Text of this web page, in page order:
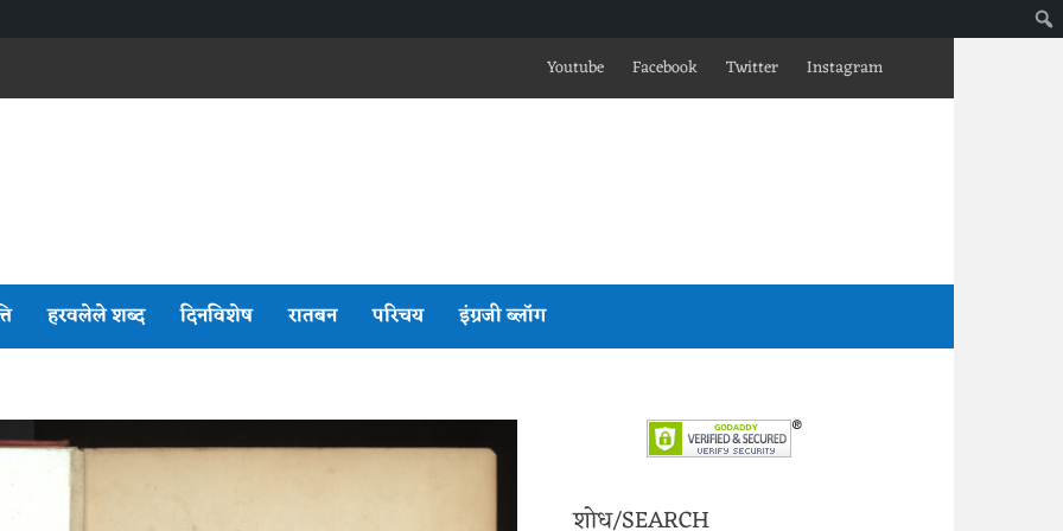
Youtube Facebook Twitter Instagram
हरवलेले शब्द दिनविशेष रातबन परिचय इंग्रजी ब्लॉग
शोध/SEARCH